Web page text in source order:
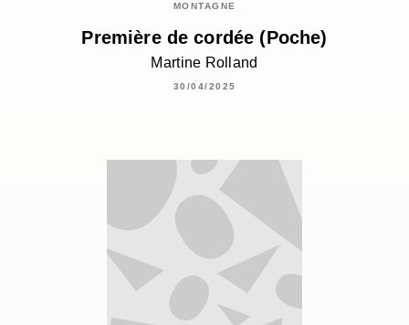
MONTAGNE
Première de cordée (Poche)
Martine Rolland
30/04/2025